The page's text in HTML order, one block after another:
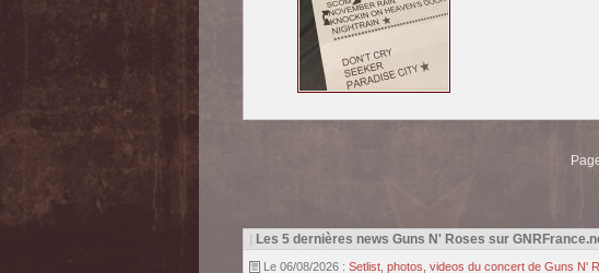
Les 5 dernières news Guns N' Roses sur
Le 06/08/2026 : Setlist, photos, videos du concert de Guns N'